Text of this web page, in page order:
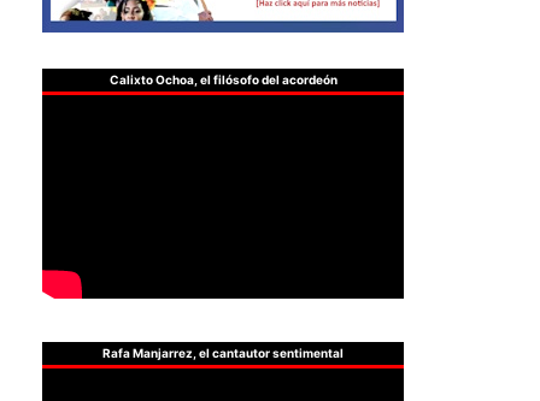
Calixto Ochoa, el filósofo del acordeón
Rafa Manjarrez, el cantautor sentimental